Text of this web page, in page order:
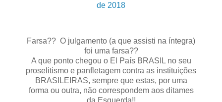
de 2018
Farsa?? O julgamento (a que assisti na íntegra)
foi uma farsa??
A que ponto chegou o El País BRASIL no seu
proselitismo e panfletagem contra as instituições
BRASILEIRAS, sempre que estas, por uma
forma ou outra, não correspondem aos ditames
da Esquerda!!